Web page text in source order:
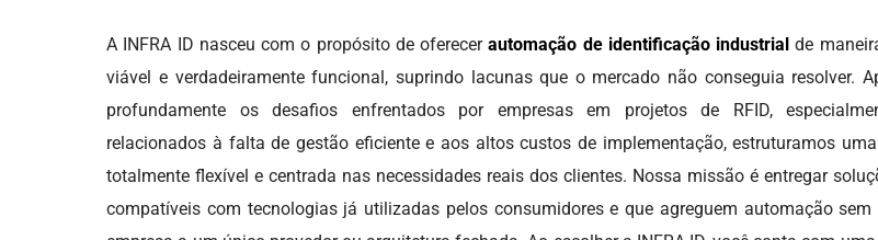
A INFRA ID nasceu com o propósito de oferecerautomação de identificação industrial de
viável e verdadeiramente funcional, suprindo lacunas que o mercado não conseguia resolver.
profundamente os desafios enfrentados por empresas em projetos de RFID,
relacionados à falta de gestão eficiente e aos altos custos de implementação, estruturamos
totalmente flexível e centrada nas necessidades reais dos clientes. Nossa missão é entregar
compatíveis com tecnologias já utilizadas pelos consumidores e que agreguem automação sem